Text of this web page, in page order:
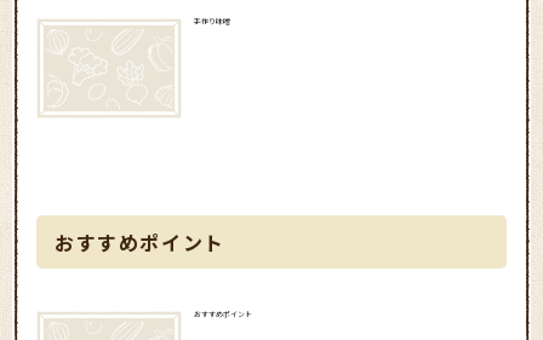
手作り味噌
おすすめポイント
おすすめポイント